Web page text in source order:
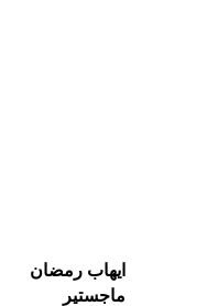
ايهاب رمضان
ماجستير